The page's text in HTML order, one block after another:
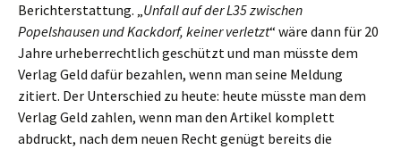
Berichterstattung. „Unfall auf der L35 zwischen
Popelshausen und Kackdorf, keiner verletzt“ wäre dann für 20
Jahre urheberrechtlich geschützt und man müsste dem
Verlag Geld dafür bezahlen, wenn man seine Meldung
zitiert. Der Unterschied zu heute: heute müsste man dem
Verlag Geld zahlen, wenn man den Artikel komplett
abdruckt, nach dem neuen Recht genügt bereits die